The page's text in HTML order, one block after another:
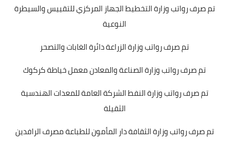
تم صرف رواتب وزارة التخطيط الجهاز المركزي للتقييس والسيطرة
النوعية
تم صرف رواتب وزارة الزراعة دائرة الغابات والتصحر
تم صرف رواتب وزارة الصناعة والمعادن معمل خياطة كركوك
تم صرف رواتب وزارة النفط الشركة العامة للمعدات الهندسية
الثقيلة
تم صرف رواتب وزارة الثقافة دار المأمون للطباعة مصرف الرافدين